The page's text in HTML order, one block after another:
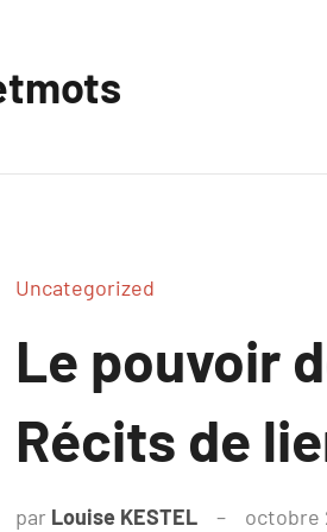
Uncategorized
Le pouvoir
Récits de
par Louise KESTEL octobre